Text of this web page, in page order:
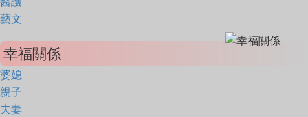
藝文
幸福關係
婆媳
親子
夫妻